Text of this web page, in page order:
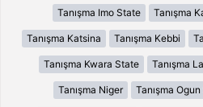
Tanışma Imo State Tanışma
Tanışma Katsina Tanışma Kebbi
Tanışma Kwara State Tanışma
Tanışma Niger Tanışma